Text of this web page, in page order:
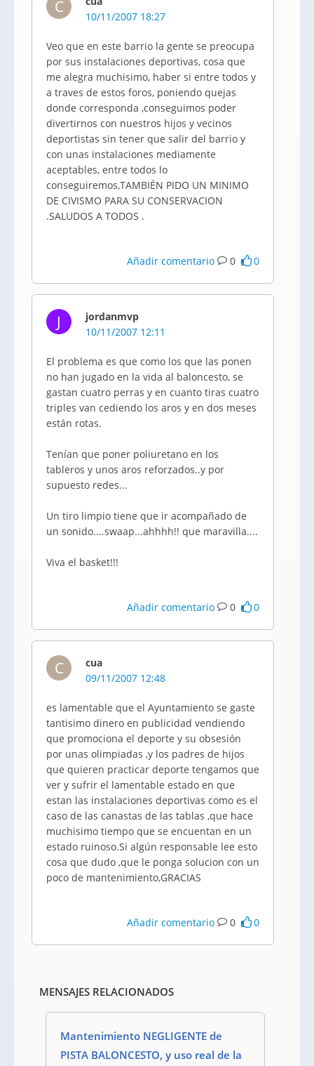
C
10/11/2007 18:27
Veo que en este barrio la gente se preocupa
por sus instalaciones deportivas, cosa que
me alegra muchisimo, haber si entre todos y
a traves de estos foros, poniendo quejas
donde corresponda ,conseguimos poder
divertirnos con nuestros hijos y vecinos
deportistas sin tener que salir del barrio y
con unas instalaciones mediamente
aceptables, entre todos lo
conseguiremos,TAMBIÉN PIDO UN MINIMO
DE CIVISMO PARA SU CONSERVACION
.SALUDOS A TODOS .
Añadir comentario 0 0
J
jordanmvp
10/11/2007 12:11
El problema es que como los que las ponen
no han jugado en la vida al baloncesto, se
gastan cuatro perras y en cuanto tiras cuatro
triples van cediendo los aros y en dos meses
están rotas.
Tenían que poner poliuretano en los
tableros y unos aros reforzados..y por
supuesto redes...
Un tiro limpio tiene que ir acompañado de
un sonido....swaap...ahhhh!! que maravilla....
Viva el basket!!!
Añadir comentario 0 0
C
cua
09/11/2007 12:48
es lamentable que el Ayuntamiento se gaste
tantisimo dinero en publicidad vendiendo
que promociona el deporte y su obsesión
por unas olimpiadas ,y los padres de hijos
que quieren practicar deporte tengamos que
ver y sufrir el lamentable estado en que
estan las instalaciones deportivas como es el
caso de las canastas de las tablas ,que hace
muchisimo tiempo que se encuentan en un
estado ruinoso.Si algún responsable lee esto
cosa que dudo ,que le ponga solucion con un
poco de mantenimiento,GRACIAS
Añadir comentario 0 0
MENSAJES RELACIONADOS
Mantenimiento NEGLIGENTE de
PISTA BALONCESTO, y uso real de la